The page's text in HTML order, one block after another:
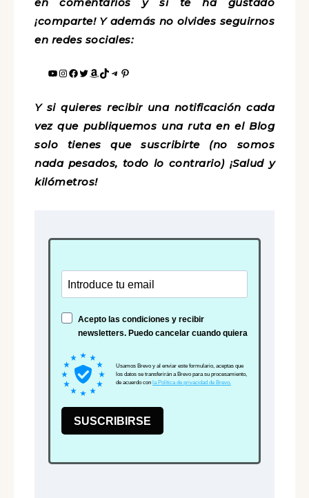
¡comparte! Y además no olvides seguirnos
en redes sociales:
Y si quieres recibir una notificación cada
vez que publiquemos una ruta en el Blog
solo tienes que suscribirte (no somos
nada pesados, todo lo contrario) ¡Salud y
kilómetros!